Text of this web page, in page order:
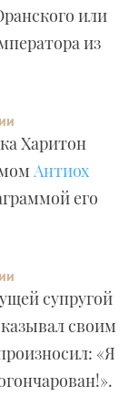
или
из
Харитон
Антиох
его
супругой
своим
«Я